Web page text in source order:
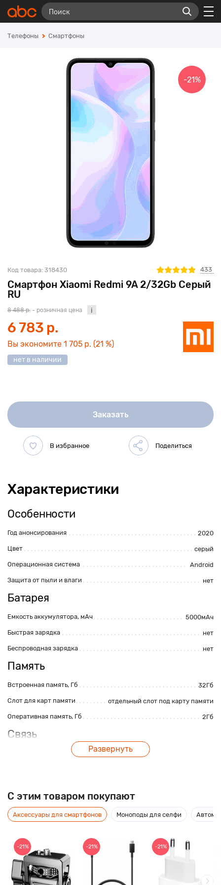
Телефоны Смартфоны
Смартфон Xiaomi Redmi 9A 2/32Gb Серый
RU
Код товара: 318430 433
-21%
8 488 р. - розничная цена
6 783 р.
Вы экономите 1 705 р. (21 %)
нет в наличии
Заказать
Характеристики
Особенности
Год анонсирования 2020
Цвет серый
Операционная система Android
Защита от пыли и влаги нет
Батарея
Емкость аккумулятора, мАч 5000мАч
Быстрая зарядка нет
Беспроводная зарядка нет
Память
Встроенная память, Гб 32Гб
Слот для карт памяти отдельный слот под карту памяти
Оперативная память, Гб 2Гб
Связь
Навигация
Бесконтактная оплата нет
Процессор
Количество ядер процессора
Развернуть
C этим товаром покупают
Аксессуары для смартфонов Моноподы для селфи
-21% -21% -21%